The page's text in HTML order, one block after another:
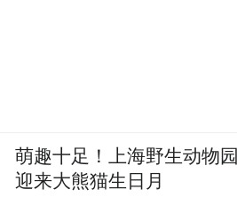
萌趣十足！上海野生动物园
迎来大熊猫生日月